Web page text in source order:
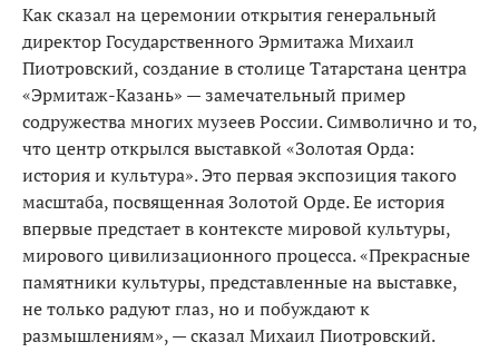
Как сказал на церемонии открытия генеральный
директор Государственного Эрмитажа Михаил
Пиотровский, создание в столице Татарстана центра
«Эрмитаж-Казань» — замечательный пример
содружества многих музеев России. Символично и то,
что центр открылся выставкой «Золотая Орда:
история и культура». Это первая экспозиция такого
масштаба, посвященная Золотой Орде. Ее история
впервые предстает в контексте мировой культуры,
мирового цивилизационного процесса. «Прекрасные
памятники культуры, представленные на выставке,
не только радуют глаз, но и побуждают к
размышлениям», — сказал Михаил Пиотровский.